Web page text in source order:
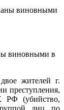
виновными в
жителей г.
преступления,
РФ (убийство,